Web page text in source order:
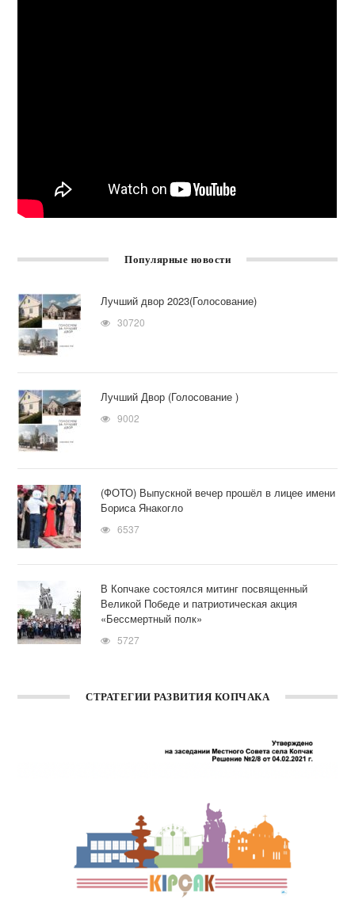
Популярные новости
Лучший двор 2023(Голосование)
30720
Лучший Двор (Голосование )
9002
(ФОТО) Выпускной вечер прошёл в лицее имени
Бориса Янакогло
6537
В Копчаке состоялся митинг посвященный
Великой Победе и патриотическая акция
«Бессмертный полк»
5727
СТРАТЕГИИ РАЗВИТИЯ КОПЧАКА